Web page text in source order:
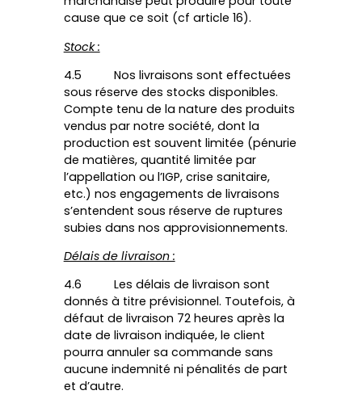
cause que ce soit (cf article 16).
Stock :
4.5 Nos livraisons sont effectuées
sous réserve des stocks disponibles.
Compte tenu de la nature des produits
vendus par notre société, dont la
production est souvent limitée (pénurie
de matières, quantité limitée par
l’appellation ou l’IGP, crise sanitaire,
etc.) nos engagements de livraisons
s’entendent sous réserve de ruptures
subies dans nos approvisionnements.
Délais de livraison :
4.6 Les délais de livraison sont
donnés à titre prévisionnel. Toutefois, à
défaut de livraison 72 heures après la
date de livraison indiquée, le client
pourra annuler sa commande sans
aucune indemnité ni pénalités de part
et d’autre.